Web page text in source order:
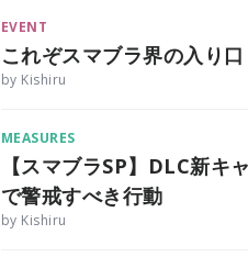
EVENT
これぞスマブラ界の入り
by Kishiru
MEASURES
【スマブラSP】DLC新
で警戒すべき行動
by Kishiru